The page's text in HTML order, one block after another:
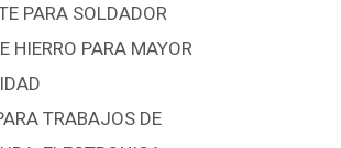
PARA SOLDADOR
HIERRO PARA MAYOR
TRABAJOS DE